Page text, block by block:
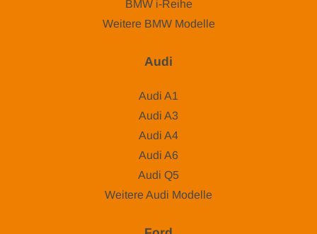
BMW i-Reihe
Weitere BMW Modelle
Audi
Audi A1
Audi A3
Audi A4
Audi A6
Audi Q5
Weitere Audi Modelle